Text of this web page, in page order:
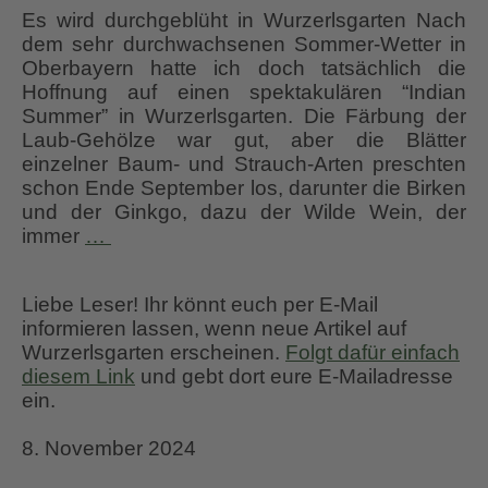
Es wird durchgeblüht in Wurzerlsgarten Nach
dem sehr durchwachsenen Sommer-Wetter in
Oberbayern hatte ich doch tatsächlich die
Hoffnung auf einen spektakulären “Indian
Summer” in Wurzerlsgarten. Die Färbung der
Laub-Gehölze war gut, aber die Blätter
einzelner Baum- und Strauch-Arten preschten
schon Ende September los, darunter die Birken
und der Ginkgo, dazu der Wilde Wein, der
immer …
–
TEIL
9
–
OKT.
Liebe Leser! Ihr könnt euch per E-Mail
informieren lassen, wenn neue Artikel auf
Wurzerlsgarten erscheinen. Folgt dafür einfach
diesem Link und gebt dort eure E-Mailadresse
ein.
8. November 2024